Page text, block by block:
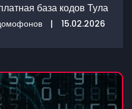
база кодов Тула
| 15.02.2026